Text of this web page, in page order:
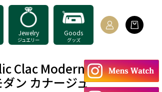
Jewelry
ジュエリー
Goods
グッズ
Clac Modern Cannage
ン カナージュ